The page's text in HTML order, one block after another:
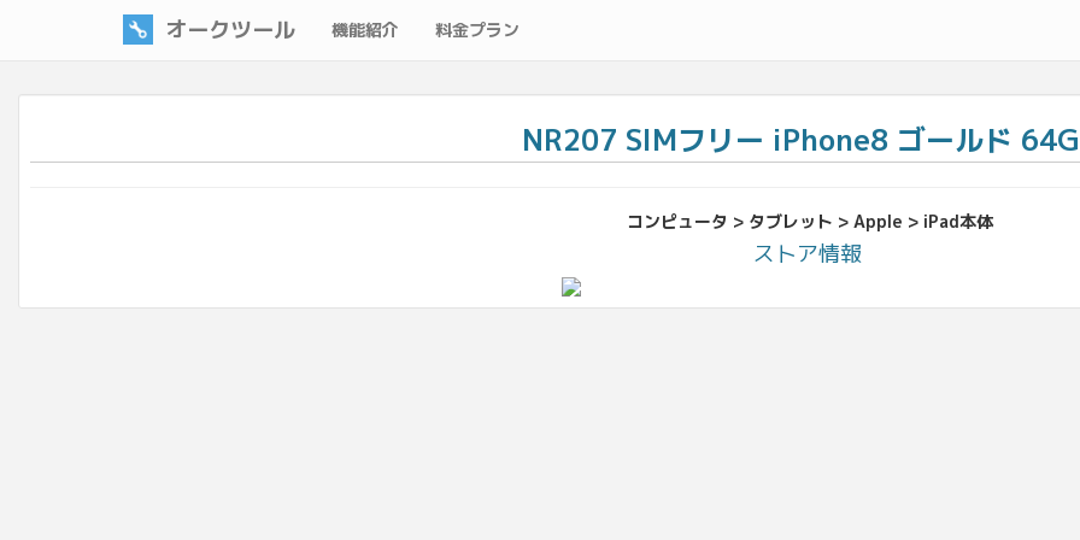
オークツール 機能紹介 料金プラン
NR207 SIMフリー iPhone8 ゴールド
コンピュータ > タブレット > Apple > iPad本体
ストア情報